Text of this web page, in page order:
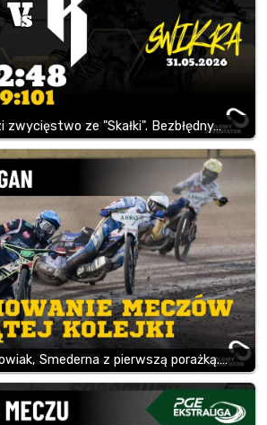
zwycięstwo ze "Skałki". Bezbłędny…
Smederna z pierwszą porażką.…